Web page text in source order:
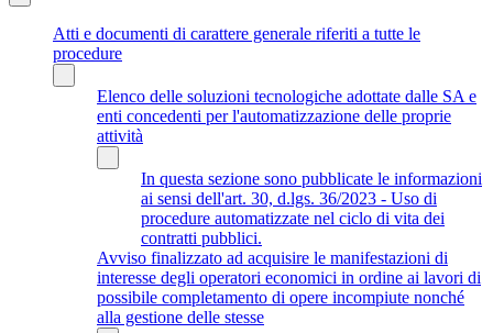
Atti e documenti di carattere generale riferiti a tutte le
procedure
Elenco delle soluzioni tecnologiche adottate dalle SA e
enti concedenti per l'automatizzazione delle proprie
attività
In questa sezione sono pubblicate le informazioni
ai sensi dell'art. 30, d.lgs. 36/2023 - Uso di
procedure automatizzate nel ciclo di vita dei
contratti pubblici.
Avviso finalizzato ad acquisire le manifestazioni di
interesse degli operatori economici in ordine ai lavori di
possibile completamento di opere incompiute nonché
alla gestione delle stesse